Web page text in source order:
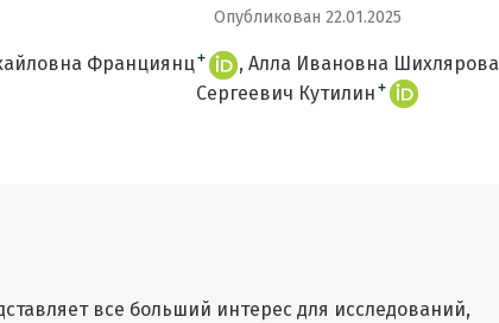
Опубликован 22.01.2025
Франциянц+ Алла Ивановна Шихлярова
Сергеевич Кутилин +
все больший интерес для исследований,